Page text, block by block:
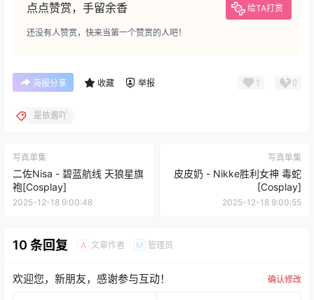
点点赞赏，手留余香 给TA打赏
还没有人赞赏，快来当第一个赞赏的人吧！
海报分享 收藏 举报 1 0
是依酱吖
写真单集
二佐Nisa - 碧蓝航线 天狼星旗
袍[Cosplay]
2025-12-18 9:00:48
写真单集
皮皮奶 - Nikke胜利女神 毒蛇
[Cosplay]
2025-12-18 9:00:55
10 条回复 A 文章作者 M 管理员
欢迎您，新朋友，感谢参与互动！ 确认修改